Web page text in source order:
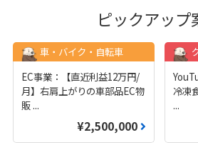
ピックアップ
車・バイク・自転車
EC事業：【直近利益12万円/
月】右肩上がりの車部品EC物
販 ...
¥2,500,000
冷凍
...